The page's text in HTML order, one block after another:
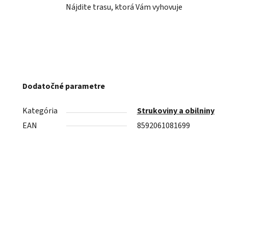
Nájdite trasu, ktorá Vám vyhovuje
Dodatočné parametre
Kategória
Strukoviny a obilniny
EAN
8592061081699